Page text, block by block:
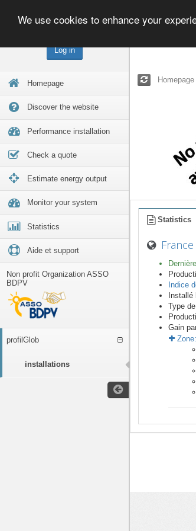
Log in
Homepage
Discover the website
Performance installation
Check a quote
Estimate energy output
Monitor your system
Statistics
Aide et support
Non profit Organization ASSO
BDPV
profilGlob
installations
We use cookies to enhance your
Homepage
Statistics
France
Indice
Type
Gain
Zone: